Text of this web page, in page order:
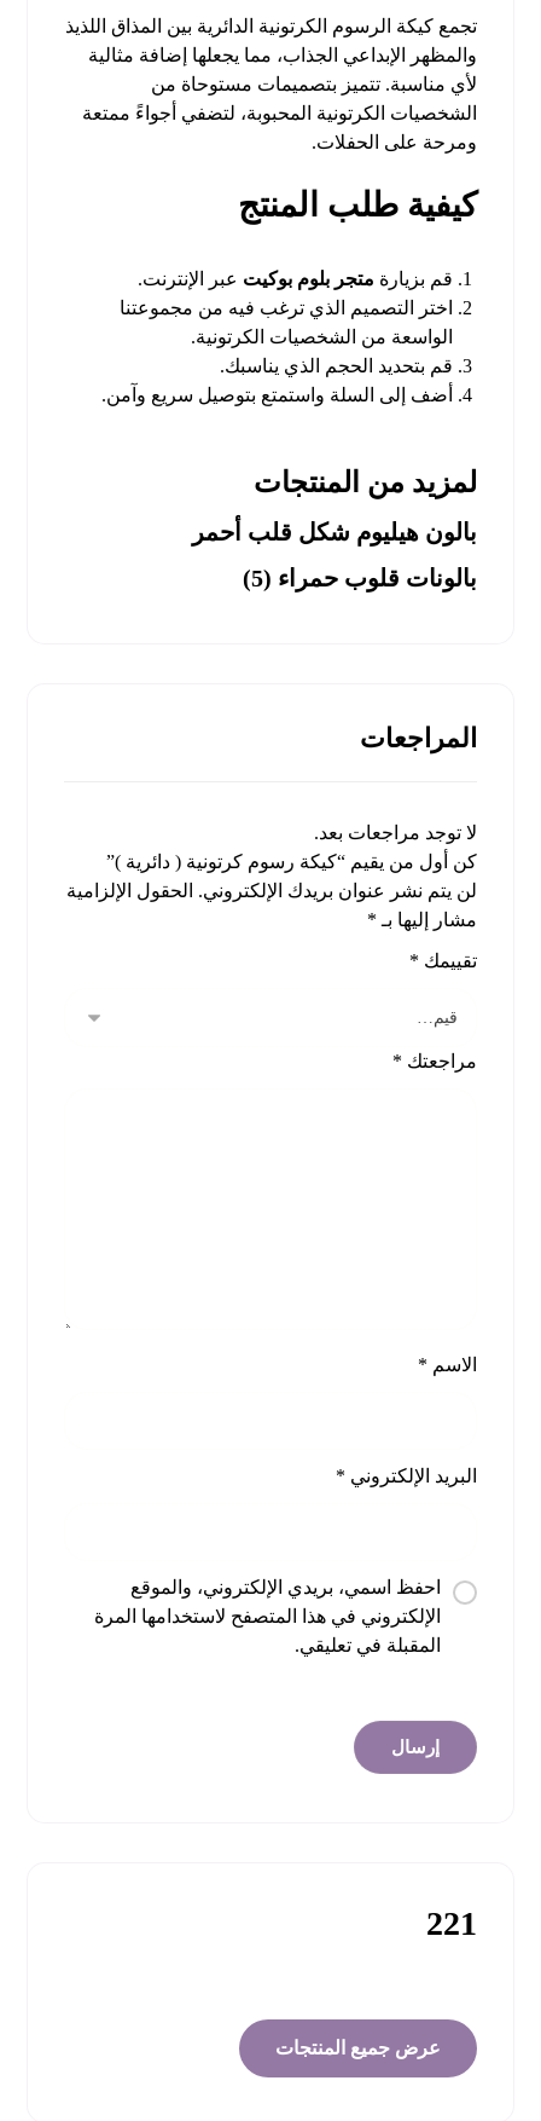
تجمع كيكة الرسوم الكرتونية الدائرية بين المذاق اللذيذ
والمظهر الإبداعي الجذاب، مما يجعلها إضافة مثالية
لأي مناسبة. تتميز بتصميمات مستوحاة من
الشخصيات الكرتونية المحبوبة، لتضفي أجواءً ممتعة
ومرحة على الحفلات.
كيفية طلب المنتج
قم بزيارة متجر بلوم بوكيت عبر الإنترنت.
اختر التصميم الذي ترغب فيه من مجموعتنا
الواسعة من الشخصيات الكرتونية.
قم بتحديد الحجم الذي يناسبك.
أضف إلى السلة واستمتع بتوصيل سريع وآمن.
لمزيد من المنتجات
بالون هيليوم شكل قلب أحمر
بالونات قلوب حمراء (5)
المراجعات
لا توجد مراجعات بعد.
كن أول من يقيم “كيكة رسوم كرتونية ( دائرية )”
لن يتم نشر عنوان بريدك الإلكتروني. الحقول الإلزامية
مشار إليها بـ *
تقييمك *
مراجعتك *
الاسم *
البريد الإلكتروني *
احفظ اسمي، بريدي الإلكتروني، والموقع
الإلكتروني في هذا المتصفح لاستخدامها المرة
المقبلة في تعليقي.
إرسال
221
عرض جميع المنتجات